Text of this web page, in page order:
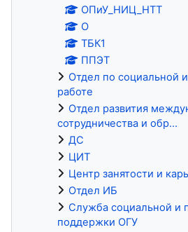
ОПиУ_НИЦ_НТТ
О
ТБК1
ППЭТ
Отдел по социальной
работе
Отдел развития
сотрудничества и обр...
ДС
ЦИТ
Центр занятости и
Отдел ИБ
Служба социальной и
поддержки ОГУ